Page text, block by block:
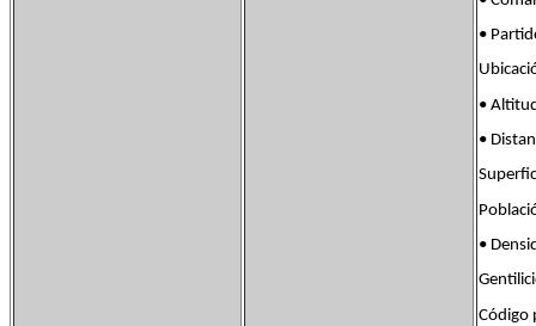
•
•
•
•